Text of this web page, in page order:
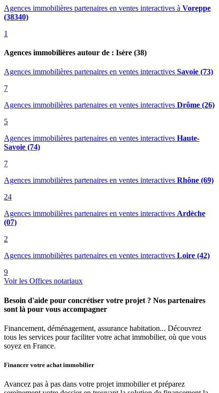
Agences immobilières partenaires en ventes interactives à Voreppe
(38340)
1
Agences immobilières autour de : Isère (38)
Agences immobilières partenaires en ventes interactives Savoie (73)
7
Agences immobilières partenaires en ventes interactives Drôme (26)
5
Agences immobilières partenaires en ventes interactives Haute-
Savoie (74)
7
Agences immobilières partenaires en ventes interactives Rhône (69)
24
Agences immobilières partenaires en ventes interactives Ardèche
(07)
2
Agences immobilières partenaires en ventes interactives Loire (42)
9
Voir les Offices notariaux
Besoin d'aide pour concrétiser votre projet ? Nos partenaires
sont là pour vous accompagner
Financement, déménagement, assurance habitation... Découvrez
tous les services pour faciliter votre achat immobilier, où que vous
soyez en France.
Financer votre achat immobilier
Avancez pas à pas dans votre projet immobilier et préparez